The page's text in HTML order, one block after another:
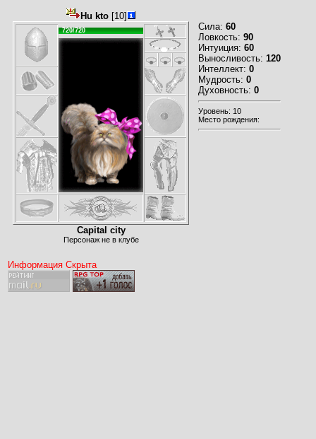
Hu kto [10]
720/720
Capital city
Персонаж не в клубе
Сила: 60
Ловкость: 90
Интуиция: 60
Выносливость: 120
Интеллект: 0
Мудрость: 0
Духовность: 0
Уровень: 10
Место рождения:
Информация Скрыта